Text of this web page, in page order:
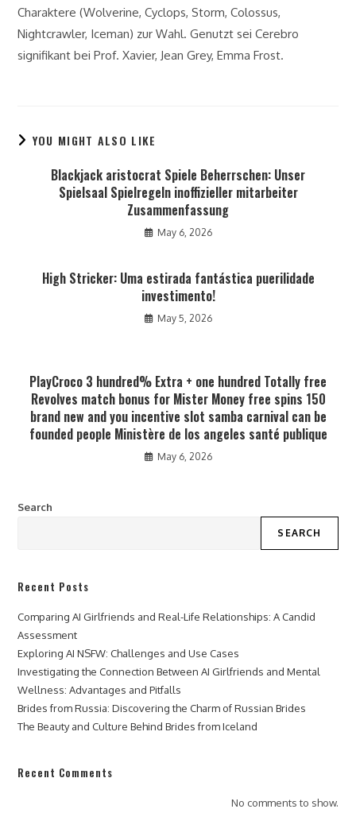
Charaktere (Wolverine, Cyclops, Storm, Colossus,
Nightcrawler, Iceman) zur Wahl. Genutzt sei Cerebro
signifikant bei Prof. Xavier, Jean Grey, Emma Frost.
YOU MIGHT ALSO LIKE
Blackjack aristocrat Spiele Beherrschen: Unser
Spielsaal Spielregeln inoffizieller mitarbeiter
Zusammenfassung
May 6, 2026
High Stricker: Uma estirada fantástica puerilidade
investimento!
May 5, 2026
PlayCroco 3 hundred% Extra + one hundred Totally free
Revolves match bonus for Mister Money free spins 150
brand new and you incentive slot samba carnival can be
founded people Ministère de los angeles santé publique
May 6, 2026
Search
SEARCH
Recent Posts
Comparing AI Girlfriends and Real-Life Relationships: A Candid
Assessment
Exploring AI NSFW: Challenges and Use Cases
Investigating the Connection Between AI Girlfriends and Mental
Wellness: Advantages and Pitfalls
Brides from Russia: Discovering the Charm of Russian Brides
The Beauty and Culture Behind Brides from Iceland
Recent Comments
No comments to show.